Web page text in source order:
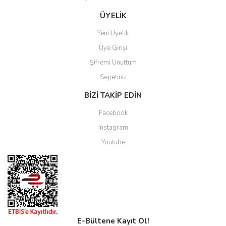
ÜYELİK
Yeni Üyelik
Üye Girişi
Şifremi Unuttum
Sepetiniz
BİZİ TAKİP EDİN
Facebook
Instagram
Youtube
E-Bültene Kayıt Ol!